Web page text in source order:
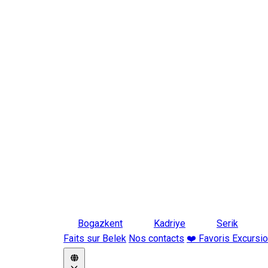
Bogazkent Kadriye
Serik
Faits sur Belek Nos contacts ❤️ Favoris